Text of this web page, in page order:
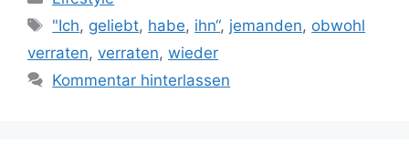
Schlagwörter
"Ich, geliebt, habe, ihn“, jemanden, obwohl
verraten, verraten, wieder
Kommentar hinterlassen